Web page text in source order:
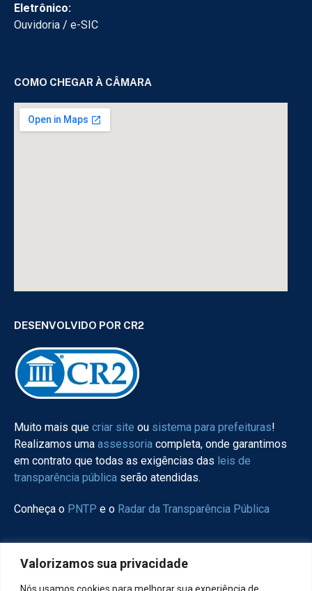
Valorizamos sua privacidade
Nós usamos cookies para melhorar sua experiência de
Eletrônico:
Ouvidoria / e-SIC
COMO CHEGAR À CÂMARA
DESENVOLVIDO POR CR2
Muito mais que criar site ou sistema para prefeituras!
Realizamos uma assessoria completa, onde garantimos
em contrato que todas as exigências das leis de
transparência pública serão atendidas.
Conheça o PNTP e o Radar da Transparência Pública